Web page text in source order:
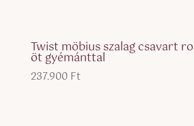
Twist möbius szalag csavart
öt gyémánttal
237.900 Ft